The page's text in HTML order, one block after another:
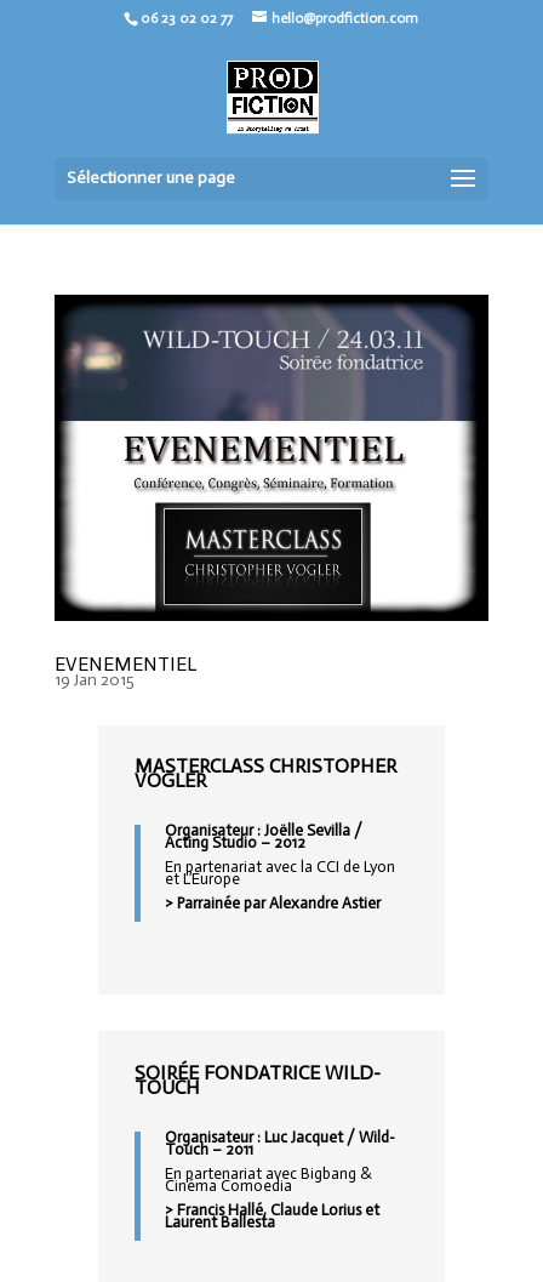
06 23 02 02 77 hello@prodfiction.com
Sélectionner une page
EVENEMENTIEL
19 Jan 2015
MASTERCLASS CHRISTOPHER
VOGLER
Organisateur : Joëlle Sevilla /
Acting Studio – 2012
En partenariat avec la CCI de Lyon
et L’Europe
> Parrainée par Alexandre Astier
SOIRÉE FONDATRICE WILD-
TOUCH
Organisateur : Luc Jacquet / Wild-
Touch – 2011
En partenariat avec Bigbang &
Cinéma Comoedia
> Francis Hallé, Claude Lorius et
Laurent Ballesta